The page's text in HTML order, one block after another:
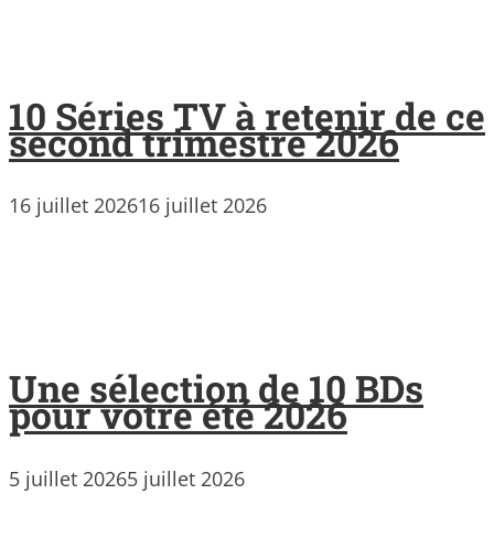
10 Séries TV à retenir de ce
second trimestre 2026
16 juillet 202616 juillet 2026
Une sélection de 10 BDs
pour votre été 2026
5 juillet 20265 juillet 2026